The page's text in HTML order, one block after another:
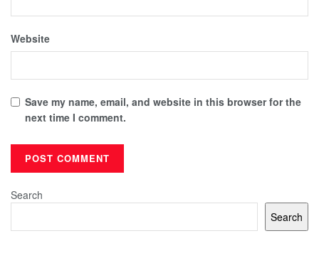
Website
Save my name, email, and website in this browser for the
next time I comment.
Search
Search